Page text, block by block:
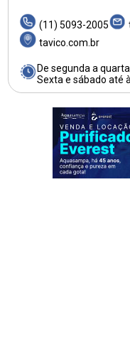
(11) 5093-2005
tavico.com.br
De segunda a
Sexta e sábado até